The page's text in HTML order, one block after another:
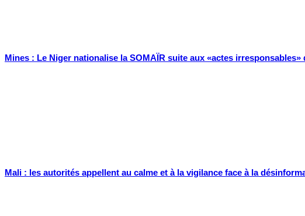
Mines : Le Niger nationalise la SOMAÏR suite aux «actes
Mali : les autorités appellent au calme et à la vigilance face à la